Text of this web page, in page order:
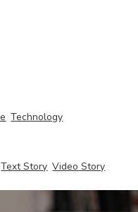
Technology
Text Story Video Story